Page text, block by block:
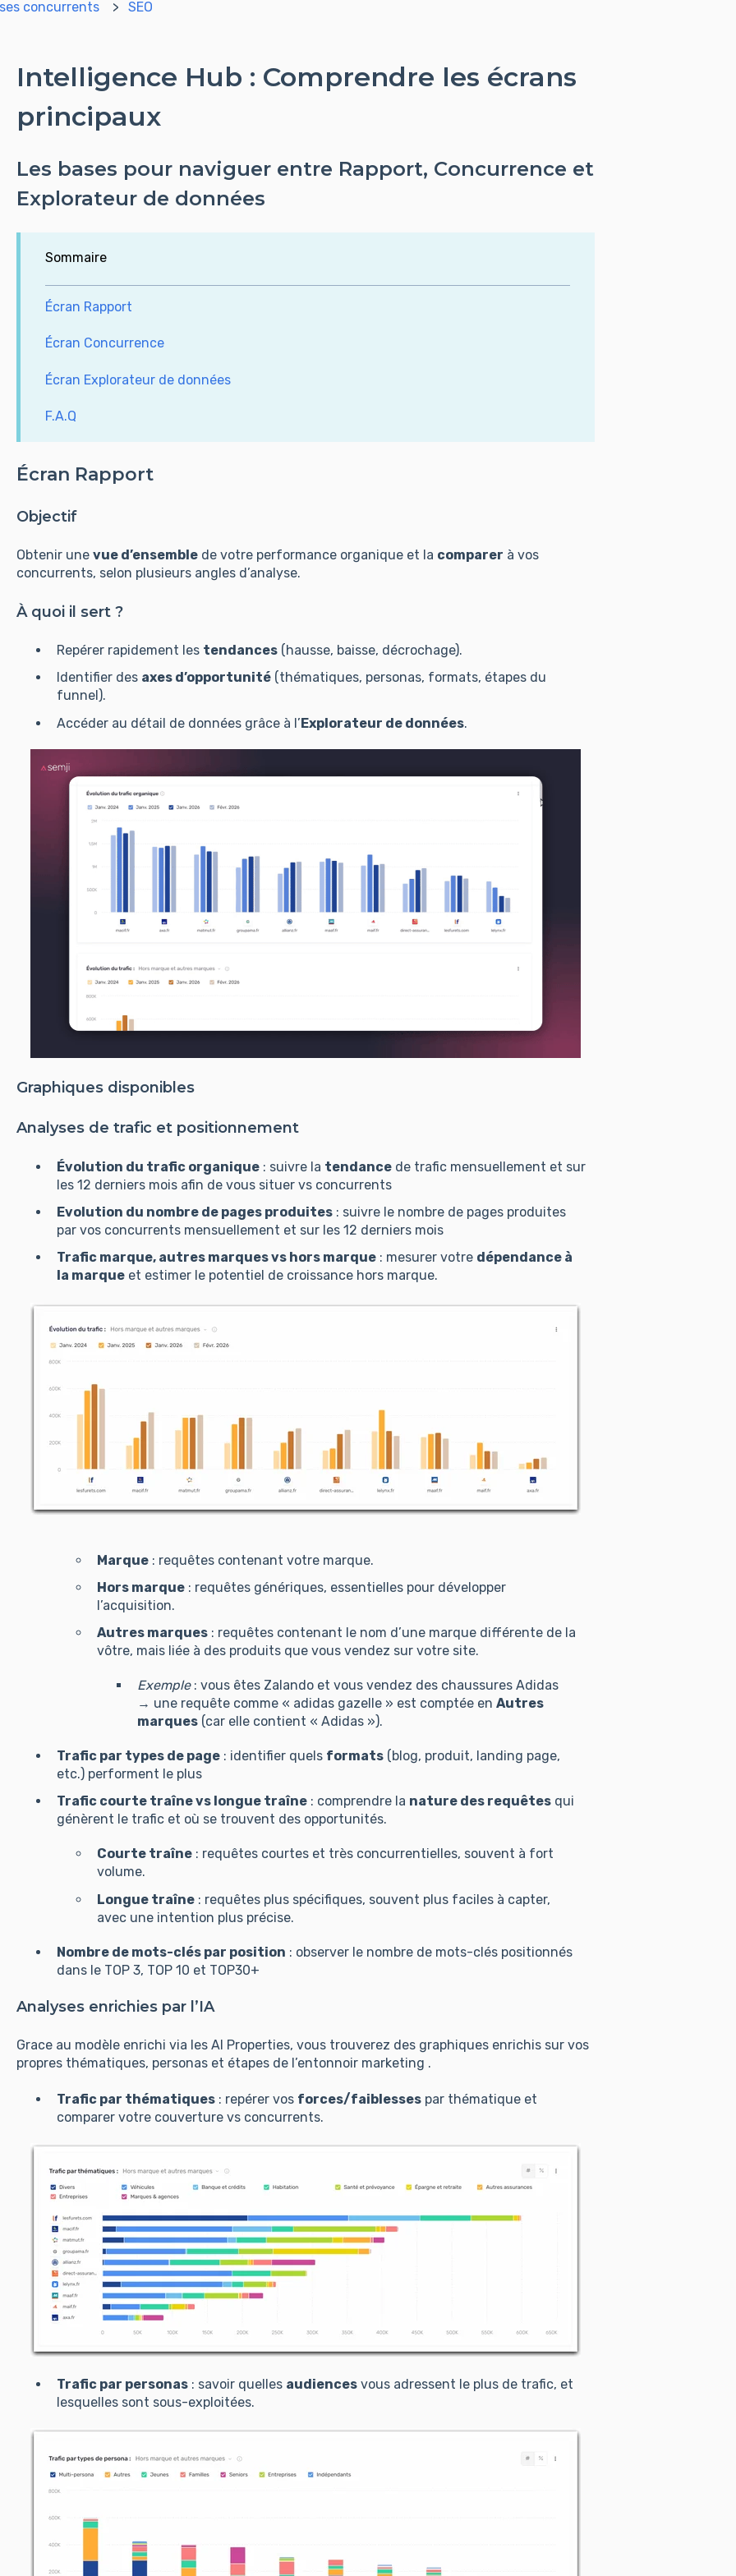
concurrents SEO
Intelligence Hub : Comprendre les écrans
principaux
Les bases pour naviguer entre Rapport, Concurrence et
Explorateur de données
Sommaire
Écran Rapport
Écran Concurrence
Écran Explorateur de données
F.A.Q
Écran Rapport
Objectif
Obtenir une vue d’ensemblede votre performance organique et la comparer à vos
concurrents, selon plusieurs angles d’analyse.
À quoi il sert ?
Repérer rapidement les tendances(hausse, baisse, décrochage).
Identifier des axes d’opportunité(thématiques, personas, formats, étapes du
funnel).
Accéder au détail de données grâce à l’Explorateur de données.
Graphiques disponibles
Analyses de trafic et positionnement
Évolution du trafic organique: suivre la tendancede trafic mensuellement et sur
les 12 derniers mois afin de vous situer vs concurrents
Evolution du nombre de pages produites: suivre le nombre de pages produites
par vos concurrents mensuellement et sur les 12 derniers mois
Trafic marque, autres marques vs hors marque: mesurer votre dépendance à
la marqueet estimer le potentiel de croissance hors marque.
Marque: requêtes contenant votre marque.
Hors marque: requêtes génériques, essentielles pour développer
l’acquisition.
Autres marques: requêtes contenant le nom d’une marque différente de la
vôtre, mais liée à des produits que vous vendez sur votre site.
Exemple: vous êtes Zalando et vous vendez des chaussures Adidas
→ une requête comme « adidas gazelle » est comptée en Autres
marques(car elle contient « Adidas »).
Trafic par types de page: identifier quels formats(blog, produit, landing page,
etc.) performent le plus
Trafic courte traîne vs longue traîne: comprendre la nature des requêtesqui
génèrent le trafic et où se trouvent des opportunités.
Courte traîne: requêtes courtes et très concurrentielles, souvent à fort
volume.
Longue traîne: requêtes plus spécifiques, souvent plus faciles à capter,
avec une intention plus précise.
Nombre de mots-clés par position : observer le nombre de mots-clés positionnés
dans le TOP 3, TOP 10 et TOP30+
Analyses enrichies par l’IA
Grace au modèle enrichi via les AI Properties, vous trouverez des graphiques enrichis sur vos
propres thématiques, personas et étapes de l’entonnoir marketing .
Trafic par thématiques: repérer vos forces/faiblessespar thématique et
comparer votre couverture vs concurrents.
Trafic par personas: savoir quelles audiencesvous adressent le plus de trafic, et
lesquelles sont sous-exploitées.